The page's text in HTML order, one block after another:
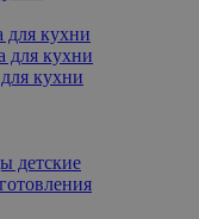
для кухни
для кухни
кухни
детские